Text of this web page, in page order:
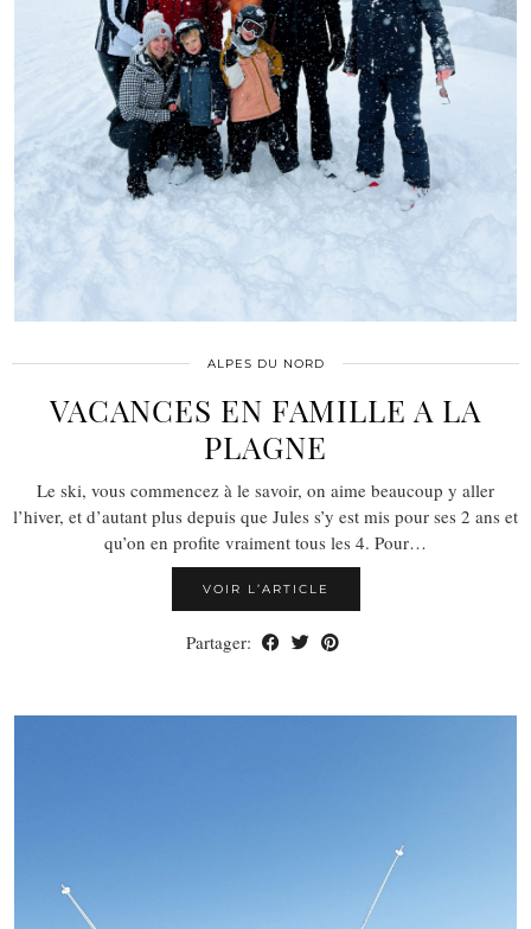
ALPES DU NORD
VACANCES EN FAMILLE A LA
PLAGNE
Le ski, vous commencez à le savoir, on aime beaucoup y aller
l’hiver, et d’autant plus depuis que Jules s’y est mis pour ses 2 ans et
qu’on en profite vraiment tous les 4. Pour…
VOIR L’ARTICLE
Partager: